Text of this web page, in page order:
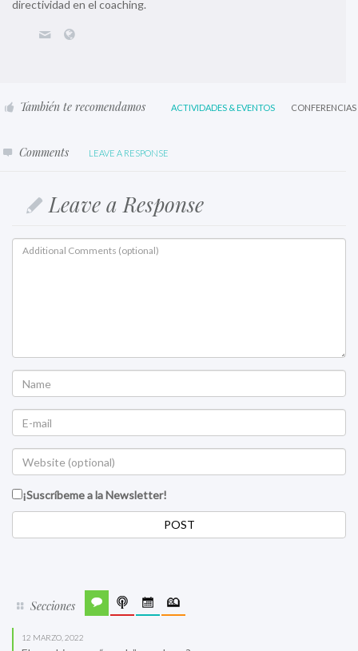
directividad en el coaching.
También te recomendamos ACTIVIDADES & EVENTOS CONFERENCIAS
Comments LEAVE A RESPONSE
Leave a Response
¡Suscríbeme a la Newsletter!
Secciones
12 MARZO, 2022